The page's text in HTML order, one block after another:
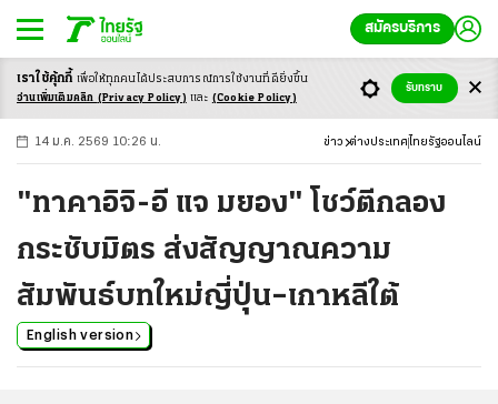
สมัครบริการ
-ก ก ก+
14 ม.ค. 2569 10:26 น. ข่าว ต่างประเทศ ไทยรัฐออนไลน์
"ทาคาอิจิ-อี แจ มยอง" โชว์ตีกลอง
กระชับมิตร ส่งสัญญาณความ
สัมพันธ์บทใหม่ญี่ปุ่น–เกาหลีใต้
English version
เราใช้คุ้กกี้ เพื่อให้ทุกคนได้ประสบการณ์การใช้งานที่ดียิ่งขึ้น
อ่านเพิ่มเติมคลิก (Privacy Policy) และ (Cookie Policy)
รับทราบ